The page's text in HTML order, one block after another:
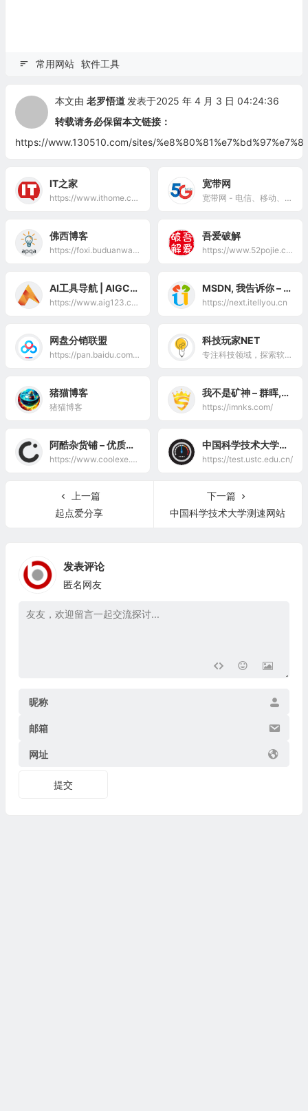
常用网站 软件工具
本文由 老罗悟道 发表于2025 年 4 月 3 日 04:24:36
转载请务必保留本文链接：
https://www.130510.com/sites/
IT之家
https://www.ithome.com/
宽带网
宽带网 - 电信、移动、联通、广电宽带办理安装（2025年宽带套餐资费价格大全）
佛西博客
https://foxi.buduanwang.vip/
吾爱破解
https://www.52pojie.cn/
AI工具导航 | AIGC工具网址大全
https://www.aig123.com/
MSDN, 我告诉你 – 做一个安静的工具站
https://next.itellyou.cn
网盘分销联盟
https://pan.baidu.com/act/web/activity/distribution?from=usercenter
科技玩家NET
专注科技领域，探索软硬件新玩法。关注群晖NAS、路由器、电视/游戏盒子、手机，墨水屏设备等硬件的玩法，分享青龙面板、elecv2p、telegram、圈x、tiktok等软件使用教程，收集软件、主题、系统资源。发现科技更多玩法与可能性。
猪猫博客
猪猫博客
我不是矿神 – 群晖,威联通,铁威马,绿联UGOS,万由UNAS,飞牛fnOS,UNRAID,ESXI,PVE,OPENWRT
https://imnks.com/
阿酷杂货铺 – 优质互联网资源分享
https://www.coolexe.com/
中国科学技术大学测速网站
https://test.ustc.edu.cn/
上一篇
起点爱分享
下一篇
中国科学技术大学测速网站
发表评论
匿名网友
昵称
邮箱
网址
提交